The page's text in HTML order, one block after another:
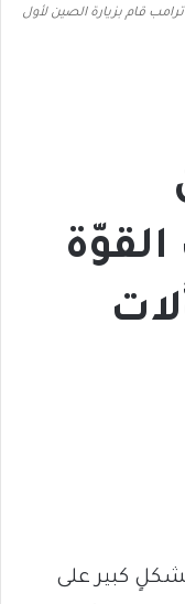
قام بزيارة الصين لأول
كبير على